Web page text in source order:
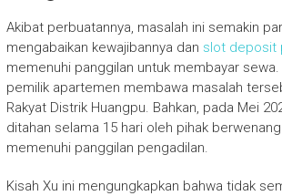
Akibat perbuatannya, masalah ini semakin
mengabaikan kewajibannya dan slot deposit
memenuhi panggilan untuk membayar
pemilik apartemen membawa masalah
Rakyat Distrik Huangpu. Bahkan, pada Mei
ditahan selama 15 hari oleh pihak
memenuhi panggilan pengadilan.
Kisah Xu ini mengungkapkan bahwa tidak